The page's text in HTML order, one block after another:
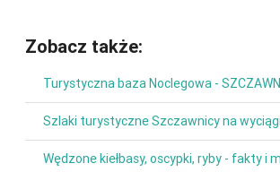
Zobacz także:
Turystyczna baza Noclegowa -
Szlaki turystyczne Szczawnicy na
Wędzone kiełbasy, oscypki, ryby - fakty i